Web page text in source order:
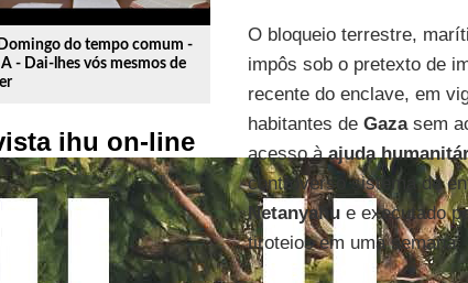
do tempo comum -
- Dai-lhes vós mesmos de
ihu on-line
O bloqueio terrestre,
impôs sob o pretexto de
recente do enclave, em
habitantes de Gazasem
acesso àajuda
controverso sistema de
Netanyahue executado
tiroteios em uma semana.